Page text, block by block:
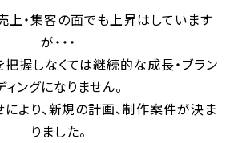
上・集客の面でも上昇はしています
が・・・
握しなくては継続的な成長・ブラン
ィングになりません。
より、新規の計画、制作案件が決ま
りました。